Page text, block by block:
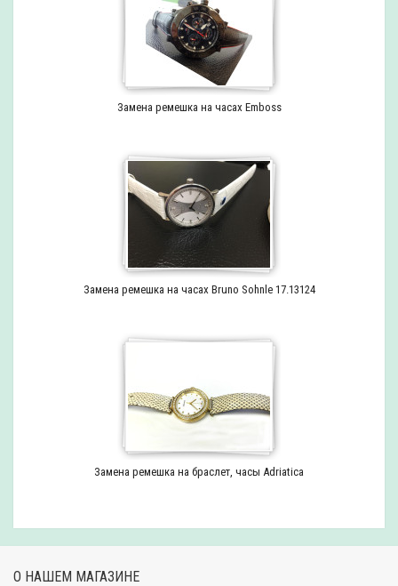
Замена ремешка на часах Emboss
Замена ремешка на часах Bruno Sohnle 17.13124
Замена ремешка на браслет, часы Adriatica
О НАШЕМ МАГАЗИНЕ